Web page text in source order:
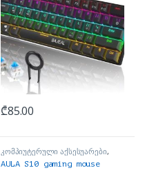
₾85.00
კომპიუტერული აქსესუარები,
მაუსები
AULA S10 gaming mouse